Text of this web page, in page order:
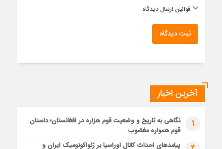
قوانین ارسال دیدگاه
ثبت دیدگاه
آخرین اخبار
1
نگاهی به تاریخ و وضعیت قوم هزاره در افغانستان؛ داستان
قوم همواره مغضوب
پیامدهای احداث کانال اوراسیا بر ژئواکونومیک ایران و